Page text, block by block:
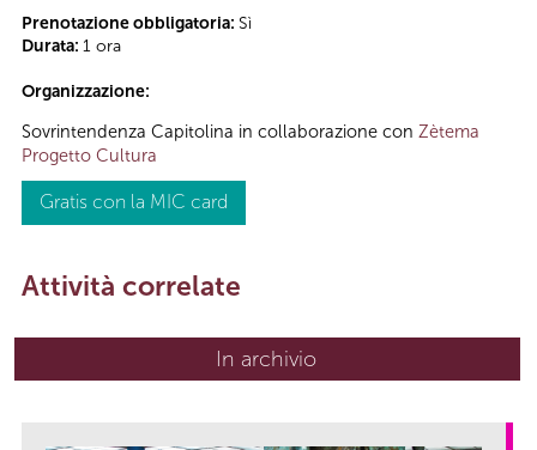
Prenotazione obbligatoria: Sì
Durata: 1 ora
Organizzazione:
Sovrintendenza Capitolina in collaborazione con Zètema
Progetto Cultura
Gratis con la MIC card
Attività correlate
In archivio